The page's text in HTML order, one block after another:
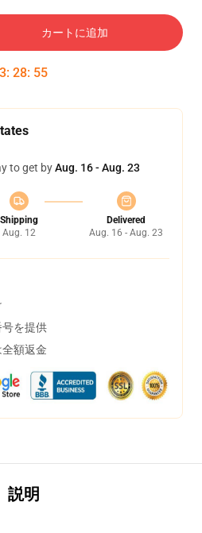
カートに追加
: 28: 54
to get byAug. 16 - Aug. 23
Shipping
Aug. 12
Delivered
Aug. 16 - Aug. 23
を提供
額返金
説明